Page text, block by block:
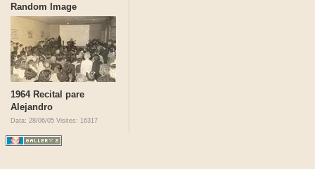
Random Image
1964 Recital pare
Alejandro
Data: 28/06/05 Visites: 16317